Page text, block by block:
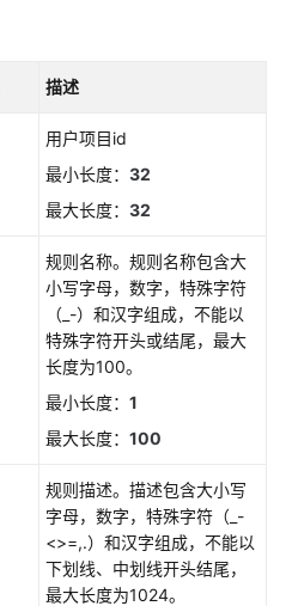
描述
用户项目id
最小长度： 32
最大长度： 32
规则名称。规则名称包含大
小写字母，数字，特殊字符
（_-）和汉字组成，不能以
特殊字符开头或结尾，最大
长度为100。
最小长度： 1
最大长度： 100
规则描述。描述包含大小写
字母，数字，特殊字符（_-
<>=,.）和汉字组成，不能以
下划线、中划线开头结尾，
最大长度为1024。